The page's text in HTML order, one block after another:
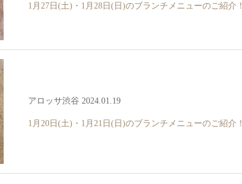
1月27日(土)・1月28日(日)のブランチメニューのご紹介！
アロッサ渋谷 2024.01.19
1月20日(土)・1月21日(日)のブランチメニューのご紹介！